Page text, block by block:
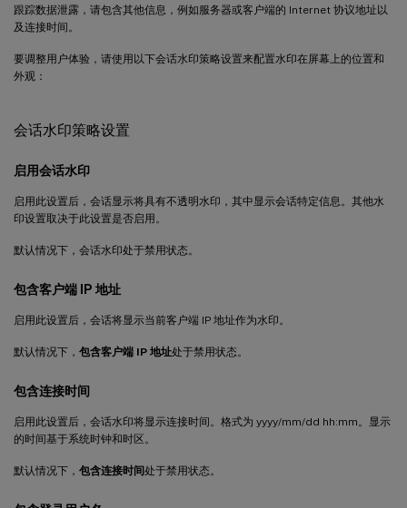
跟踪数据泄露，请包含其他信息，例如服务器或客户端的 Internet 协议地址以
及连接时间。
要调整用户体验，请使用以下会话水印策略设置来配置水印在屏幕上的位置和
外观：
会话水印策略设置
启用会话水印
启用此设置后，会话显示将具有不透明水印，其中显示会话特定信息。其他水
印设置取决于此设置是否启用。
默认情况下，会话水印处于禁用状态。
包含客户端 IP 地址
启用此设置后，会话将显示当前客户端 IP 地址作为水印。
默认情况下， 包含客户端 IP 地址处于禁用状态。
包含连接时间
启用此设置后，会话水印将显示连接时间。格式为 yyyy/mm/dd hh:mm。显示
的时间基于系统时钟和时区。
默认情况下， 包含连接时间处于禁用状态。